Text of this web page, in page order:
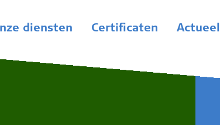
diensten Certificaten Actueel